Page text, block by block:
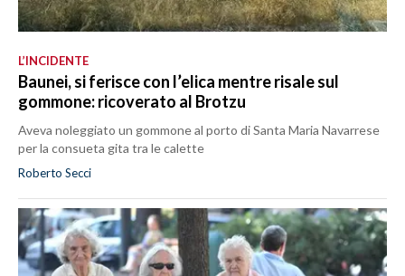
L’INCIDENTE
Baunei, si ferisce con l’elica mentre risale sul
gommone: ricoverato al Brotzu
Aveva noleggiato un gommone al porto di Santa Maria Navarrese
per la consueta gita tra le calette
Roberto Secci